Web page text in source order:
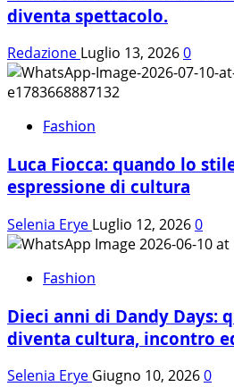
diventa spettacolo.
Redazione Luglio 13, 20260
Fashion
Luca Fiocca: quando lo
espressione di cultura
Selenia Erye Luglio 12, 20260
Fashion
Dieci anni di Dandy Days:
diventa cultura, incontro
Selenia Erye Giugno 10, 20260